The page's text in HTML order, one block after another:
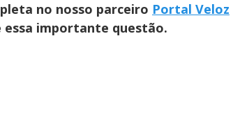
no nosso parceiro Portal Veloz
importante questão.